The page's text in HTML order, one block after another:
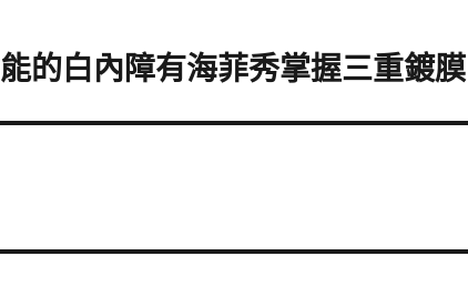
的白內障有海菲秀掌握三重鍍膜